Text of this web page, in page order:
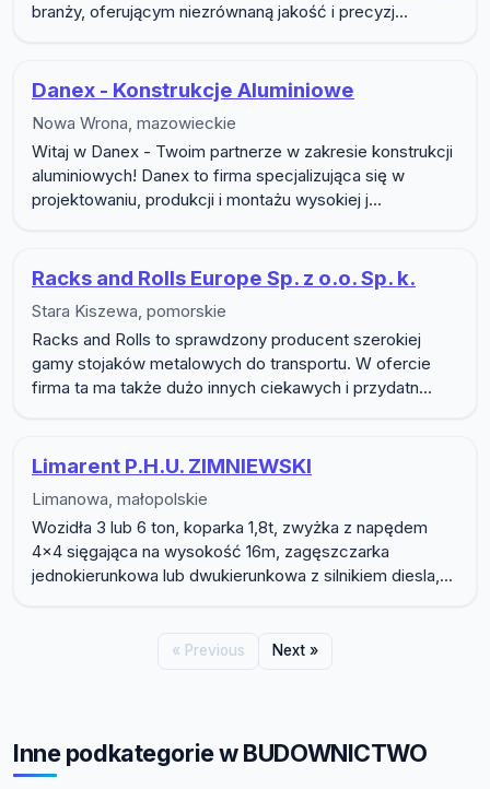
branży, oferującym niezrównaną jakość i precyzj...
Danex - Konstrukcje Aluminiowe
Nowa Wrona, mazowieckie
Witaj w Danex - Twoim partnerze w zakresie konstrukcji
aluminiowych! Danex to firma specjalizująca się w
projektowaniu, produkcji i montażu wysokiej j...
Racks and Rolls Europe Sp. z o.o. Sp. k.
Stara Kiszewa, pomorskie
Racks and Rolls to sprawdzony producent szerokiej
gamy stojaków metalowych do transportu. W ofercie
firma ta ma także dużo innych ciekawych i przydatn...
Limarent P.H.U. ZIMNIEWSKI
Limanowa, małopolskie
Wozidła 3 lub 6 ton, koparka 1,8t, zwyżka z napędem
4x4 sięgająca na wysokość 16m, zagęszczarka
jednokierunkowa lub dwukierunkowa z silnikiem diesla,...
« Previous Next »
Inne podkategorie w BUDOWNICTWO